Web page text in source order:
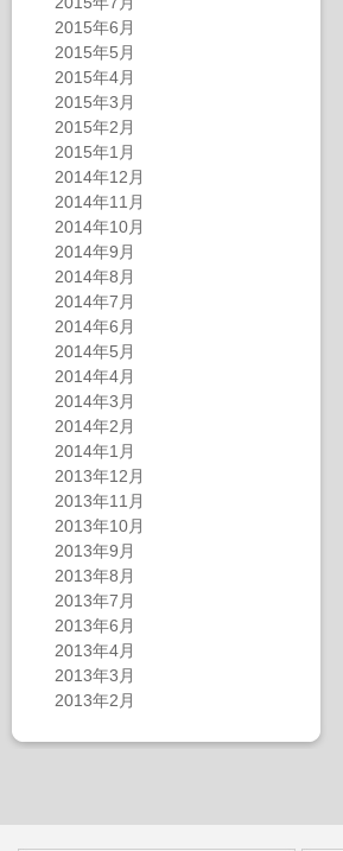
2015年6月
2015年5月
2015年4月
2015年3月
2015年2月
2015年1月
2014年12月
2014年11月
2014年10月
2014年9月
2014年8月
2014年7月
2014年6月
2014年5月
2014年4月
2014年3月
2014年2月
2014年1月
2013年12月
2013年11月
2013年10月
2013年9月
2013年8月
2013年7月
2013年6月
2013年4月
2013年3月
2013年2月